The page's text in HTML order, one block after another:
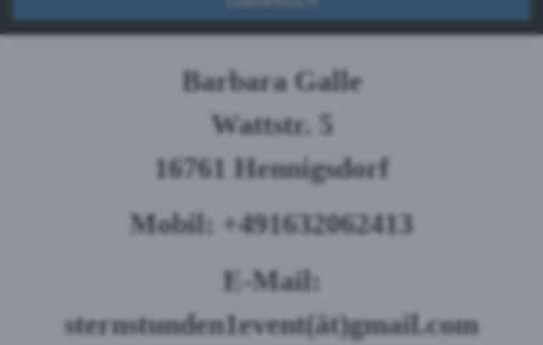
Barbara Galle
Wattstr. 5
16761 Hennigsdorf
Mobil: +491632062413
E-Mail:
sternstunden1event(ät)gmail.com